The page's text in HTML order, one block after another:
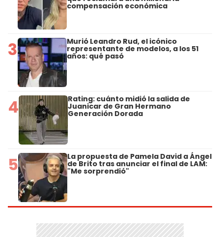
compensación económica
3 Murió Leandro Rud, el icónico
representante de modelos, a los 51
años: qué pasó
4 Rating: cuánto midió la salida de
Juanicar de Gran Hermano
Generación Dorada
5 La propuesta de Pamela David a Ángel
de Brito tras anunciar el final de LAM:
"Me sorprendió"